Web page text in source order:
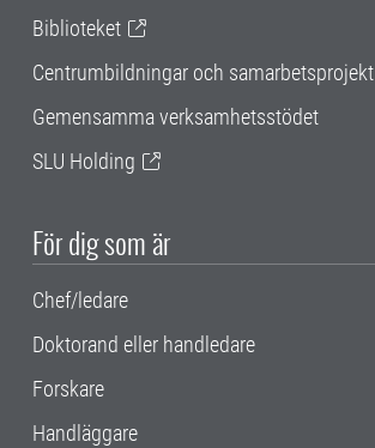
Biblioteket
Centrumbildningar och samarbetsprojekt
Gemensamma verksamhetsstödet
SLU Holding
För dig som är
Chef/ledare
Doktorand eller handledare
Forskare
Handläggare